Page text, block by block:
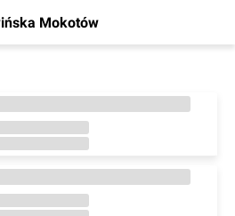
Mokotów